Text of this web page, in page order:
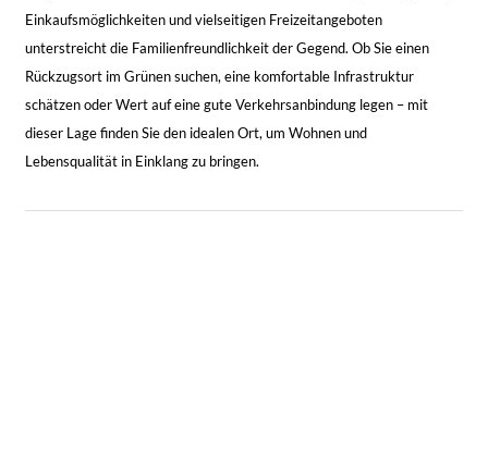
Einkaufsmöglichkeiten und vielseitigen Freizeitangeboten
unterstreicht die Familienfreundlichkeit der Gegend. Ob Sie einen
Rückzugsort im Grünen suchen, eine komfortable Infrastruktur
schätzen oder Wert auf eine gute Verkehrsanbindung legen – mit
dieser Lage finden Sie den idealen Ort, um Wohnen und
Lebensqualität in Einklang zu bringen.